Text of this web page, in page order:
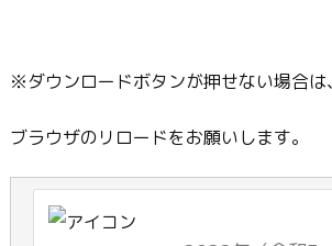
※ダウンロードボタンが押せない場合は、
ブラウザのリロードをお願いします。